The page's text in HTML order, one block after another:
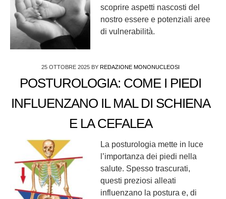
scoprire aspetti nascosti del
nostro essere e potenziali aree
di vulnerabilità.
25 OTTOBRE 2025 BY REDAZIONE MONONUCLEOSI
POSTUROLOGIA: COME I PIEDI
INFLUENZANO IL MAL DI SCHIENA
E LA CEFALEA
La posturologia mette in luce
l’importanza dei piedi nella
salute. Spesso trascurati,
questi preziosi alleati
influenzano la postura e, di